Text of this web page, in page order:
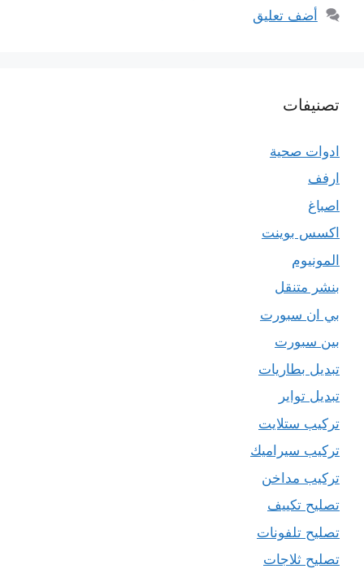
أضف تعليق
تصنيفات
ادوات صحية
ارفف
اصباغ
اكسس بوينت
المونيوم
بنشر متنقل
بي ان سبورت
بين سبورت
تبديل بطاريات
تبديل تواير
تركيب ستلايت
تركيب سيراميك
تركيب مداخن
تصليح تكييف
تصليح تلفونات
تصليح ثلاجات